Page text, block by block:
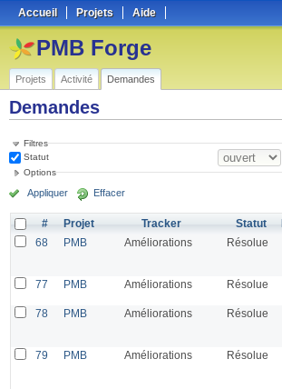
Accueil Projets Aide
PMB Forge
Projets Activité Demandes
Demandes
Filtres
Statut
Options
Appliquer Effacer
# Projet Tracker Statut
68
PMB Améliorations Résolue
77 PMB Améliorations Résolue
78 PMB Améliorations Résolue
79 PMB Améliorations Résolue